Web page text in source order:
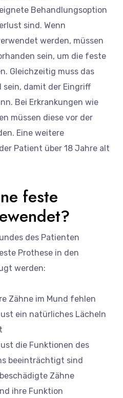
Behandlungsoption
sind. Wenn
werden, müssen
sein, um die feste
Gleichzeitig muss das
sein, damit der Eingriff
Bei Erkrankungen wie
müssen diese vor der
Eine weitere
Patient über 18 Jahre alt
feste
des Patienten
Prothese in den
werden:
Zähne im Mund fehlen
ein natürliches Lächeln
die Funktionen des
beeinträchtigt sind
Zähne
ihre Funktion